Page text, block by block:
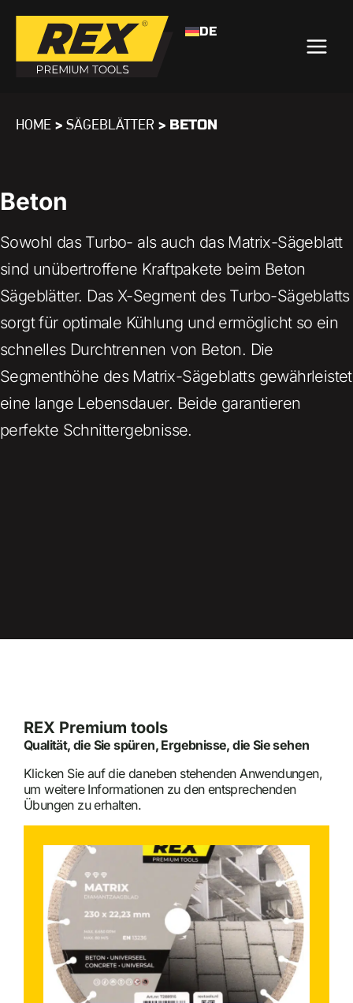
DE
HOME > SÄGEBLÄTTER > BETON
Beton
Sowohl das Turbo- als auch das Matrix-Sägeblatt
sind unübertroffene Kraftpakete beim Beton
Sägeblätter. Das X-Segment des Turbo-Sägeblatts
sorgt für optimale Kühlung und ermöglicht so ein
schnelles Durchtrennen von Beton. Die
Segmenthöhe des Matrix-Sägeblatts gewährleistet
eine lange Lebensdauer. Beide garantieren
perfekte Schnittergebnisse.
REX Premium tools
Qualität, die Sie spüren, Ergebnisse, die Sie sehen
Klicken Sie auf die daneben stehenden Anwendungen,
um weitere Informationen zu den entsprechenden
Übungen zu erhalten.